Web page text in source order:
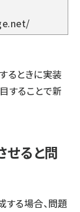
るときに実装
することで新
せると問
する場合、問題